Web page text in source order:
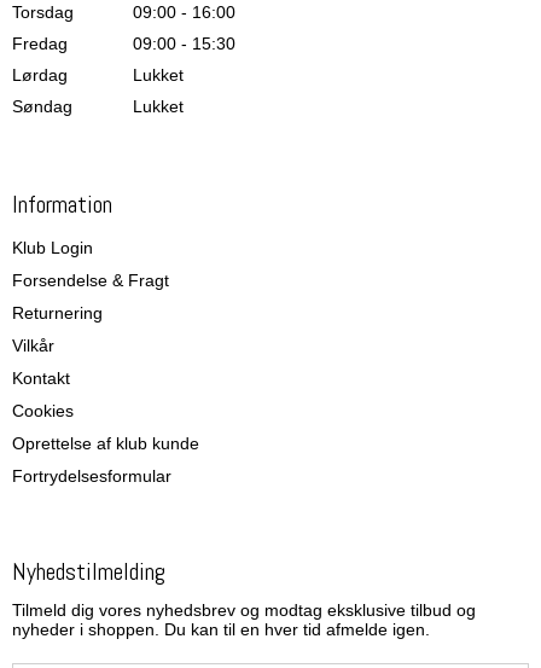
Torsdag
09:00 - 16:00
Fredag
09:00 - 15:30
Lørdag
Lukket
Søndag
Lukket
Information
Klub Login
Forsendelse & Fragt
Returnering
Vilkår
Kontakt
Cookies
Oprettelse af klub kunde
Fortrydelsesformular
Nyhedstilmelding
Tilmeld dig vores nyhedsbrev og modtag eksklusive tilbud og
nyheder i shoppen. Du kan til en hver tid afmelde igen.